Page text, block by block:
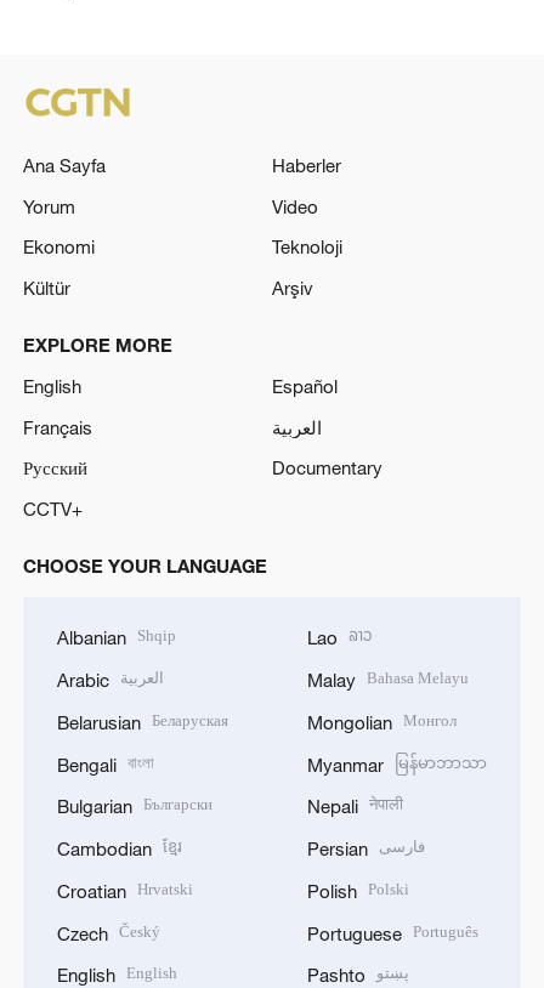
Ana Sayfa
Haberler
Yorum
Video
Ekonomi
Teknoloji
Kültür
Arşiv
EXPLORE MORE
English
Español
Français
العربية
Русский
Documentary
CCTV+
CHOOSE YOUR LANGUAGE
Albanian Shqip
Arabic العربية
Belarusian Беларуская
Bengali বাংলা
Bulgarian Български
Cambodian ខ្មែរ
Croatian Hrvatski
Czech Český
English English
Lao ລາວ
Malay Bahasa Melayu
Mongolian Монгол
Myanmar မြန်မာဘာသာ
Nepali नेपाली
Persian فارسی
Polish Polski
Portuguese Português
Pashto پښتو